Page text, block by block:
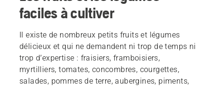
faciles à cultiver
Il existe de nombreux petits fruits et légumes
délicieux et qui ne demandent ni trop de temps ni
trop d’expertise : fraisiers, framboisiers,
myrtilliers, tomates, concombres, courgettes,
salades, pommes de terre, aubergines, piments,